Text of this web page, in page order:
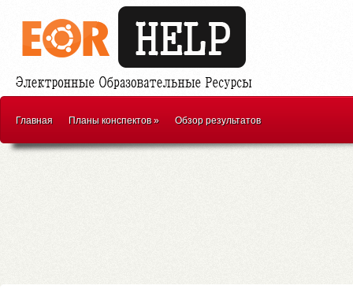
Главная Планы конспектов» Обзор результатов